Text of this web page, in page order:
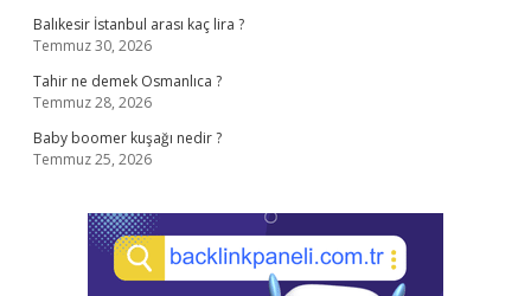
Balıkesir İstanbul arası kaç lira ?
Temmuz 30, 2026
Tahir ne demek Osmanlıca ?
Temmuz 28, 2026
Baby boomer kuşağı nedir ?
Temmuz 25, 2026